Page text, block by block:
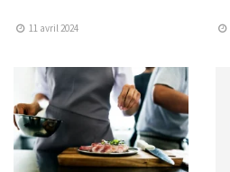
11 avril 2024